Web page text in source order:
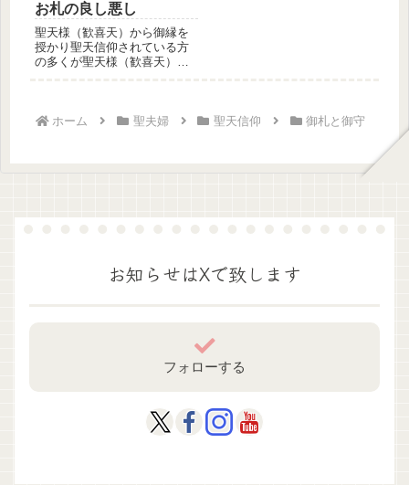
お札の良し悪し
聖天様（歓喜天）から御縁を
授かり聖天信仰されている方
の多くが聖天様（歓喜天）の
ホーム 聖夫婦 聖天信仰 御札と御守
お知らせはXで致します
フォローする